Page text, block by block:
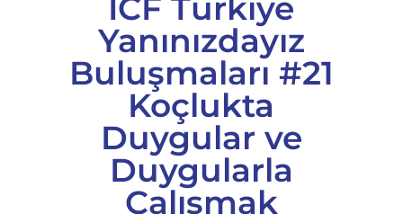
ICF Türkiye
Yanınızdayız
Buluşmaları #21
Koçlukta
Duygular ve
Duygularla
Çalışmak